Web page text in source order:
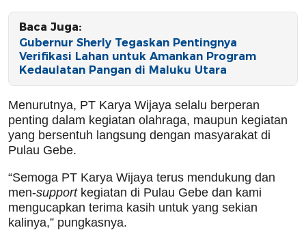
Baca Juga:
Gubernur Sherly Tegaskan Pentingnya
Verifikasi Lahan untuk Amankan Program
Kedaulatan Pangan di Maluku Utara
Menurutnya, PT Karya Wijaya selalu berperan
penting dalam kegiatan olahraga, maupun kegiatan
yang bersentuh langsung dengan masyarakat di
Pulau Gebe.
“Semoga PT Karya Wijaya terus mendukung dan
men-supportkegiatan di Pulau Gebe dan kami
mengucapkan terima kasih untuk yang sekian
kalinya,” pungkasnya.